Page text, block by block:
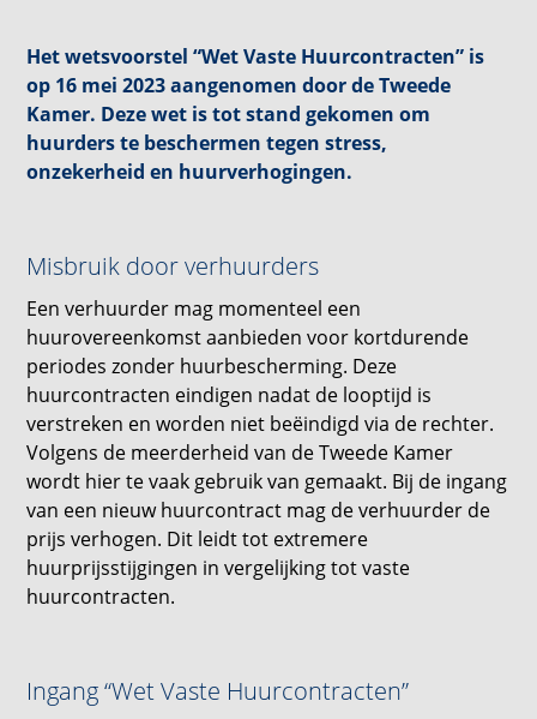
Het wetsvoorstel “Wet Vaste Huurcontracten” is
op 16 mei 2023 aangenomen door de Tweede
Kamer. Deze wet is tot stand gekomen om
huurders te beschermen tegen stress,
onzekerheid en huurverhogingen.
Misbruik door verhuurders
Een verhuurder mag momenteel een
huurovereenkomst aanbieden voor kortdurende
periodes zonder huurbescherming. Deze
huurcontracten eindigen nadat de looptijd is
verstreken en worden niet beëindigd via de rechter.
Volgens de meerderheid van de Tweede Kamer
wordt hier te vaak gebruik van gemaakt. Bij de ingang
van een nieuw huurcontract mag de verhuurder de
prijs verhogen. Dit leidt tot extremere
huurprijsstijgingen in vergelijking tot vaste
huurcontracten.
Ingang “Wet Vaste Huurcontracten”